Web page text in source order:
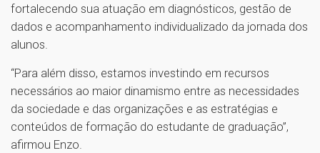
fortalecendo sua atuação em diagnósticos, gestão de
dados e acompanhamento individualizado da jornada dos
alunos.
“Para além disso, estamos investindo em recursos
necessários ao maior dinamismo entre as necessidades
da sociedade e das organizações e as estratégias e
conteúdos de formação do estudante de graduação”,
afirmou Enzo.